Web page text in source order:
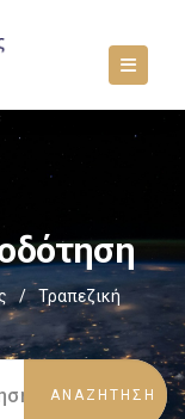
/
Τραπεζική